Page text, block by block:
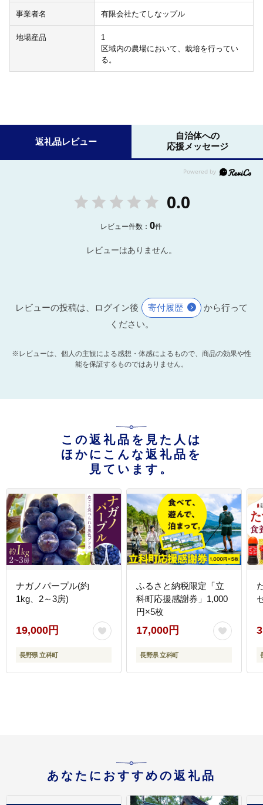
事業者名 有限会社たてしなップル
地場産品
1
区域内の農場において、栽培を行ってい
る。
返礼品レビュー
自治体への
応援メッセージ
0.0
レビュー件数：0件
レビューはありません。
レビューの投稿は、ログイン後 寄付履歴
から行って
ください。
※レビューは、個人の主観による感想・体感によるもので、商品の効果や性
能を保証するものではありません。
この返礼品を見た人は
ほかにこんな返礼品を
見ています。
ナガノパープル(約
1kg、2～3房)
19,000円
長野県 立科町
ふるさと納税限定「立
科町応援感謝券」1,000
円×5枚
17,000円
長野県 立科町
あなたにおすすめの返礼品